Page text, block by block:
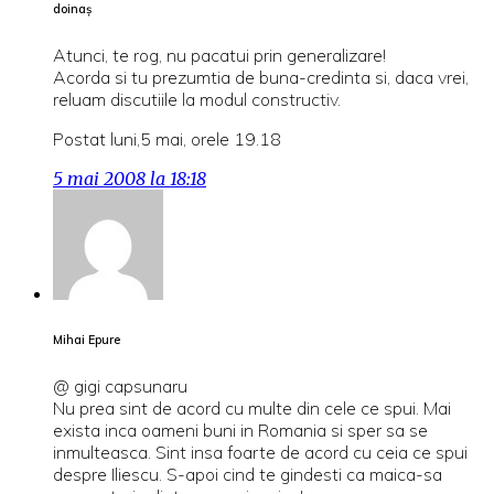
doinaş
Atunci, te rog, nu pacatui prin generalizare!
Acorda si tu prezumtia de buna-credinta si, daca vrei,
reluam discutiile la modul constructiv.
Postat luni,5 mai, orele 19.18
5 mai 2008 la 18:18
Mihai Epure
@ gigi capsunaru
Nu prea sint de acord cu multe din cele ce spui. Mai
exista inca oameni buni in Romania si sper sa se
inmulteasca. Sint insa foarte de acord cu ceia ce spui
despre Iliescu. S-apoi cind te gindesti ca maica-sa